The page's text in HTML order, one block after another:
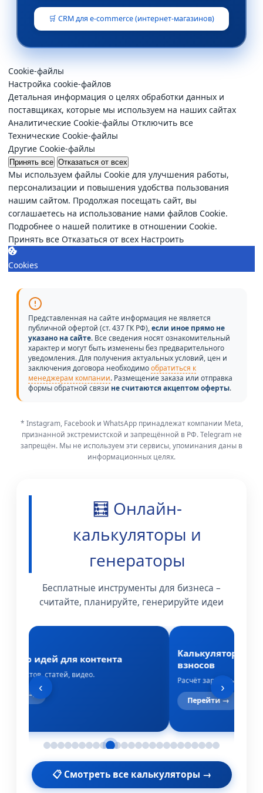
🛒 CRM для e-commerce (интернет-магазинов)
Cookie-файлы
Настройка cookie-файлов
Детальная информация о целях обработки данных и
поставщиках, которые мы используем на наших сайтах
Аналитические Cookie-файлы Отключить все
Технические Cookie-файлы
Другие Cookie-файлы
Принять все Отказаться от всех
Мы используем файлы Cookie для улучшения работы,
персонализации и повышения удобства пользования
нашим сайтом. Продолжая посещать сайт, вы
соглашаетесь на использование нами файлов Cookie.
Подробнее о нашей политике в отношении Cookie.
Принять все Отказаться от всех Настроить
Cookies
Представленная на сайте информация не является
публичной офертой (ст. 437 ГК РФ),если иное прямо не
указано на сайте. Все сведения носят ознакомительный
характер и могут быть изменены без предварительного
уведомления. Для получения актуальных условий, цен и
заключения договора необходимообратиться к
менеджерам компании. Размещение заказа или отправка
формы обратной связи не считаются акцептом оферты.
* Instagram, Facebook и WhatsApp принадлежат компании Meta,
признанной экстремистской и запрещённой в РФ. Telegram не
запрещён. Мы не используем эти сервисы, упоминания даны в
информационных целях.
🧮 Онлайн-
калькуляторы и
генераторы
Бесплатные инструменты для бизнеса –
считайте, планируйте, генерируйте идеи
идей для контента
для постов, статей, видео.
→
Калькулятор
взносов
Расчёт зарплаты, НДФЛ
Перейти →
‹ ›
📋 Смотреть все калькуляторы →